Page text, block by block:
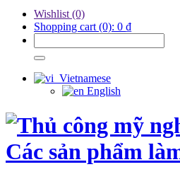
Wishlist (0)
Shopping cart (0): 0 ₫
Vietnamese
English